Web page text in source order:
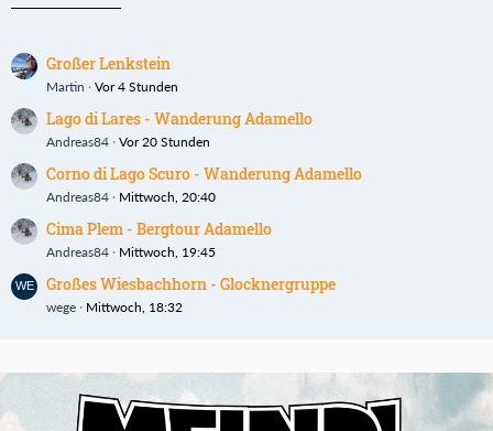
Großer Lenkstein
Martin Vor 4 Stunden
Lago di Lares - Wanderung Adamello
Andreas84 Vor 20 Stunden
Corno di Lago Scuro - Wanderung Adamello
Andreas84 Mittwoch, 20:40
Cima Plem - Bergtour Adamello
Andreas84 Mittwoch, 19:45
Großes Wiesbachhorn - Glocknergruppe
wege Mittwoch, 18:32